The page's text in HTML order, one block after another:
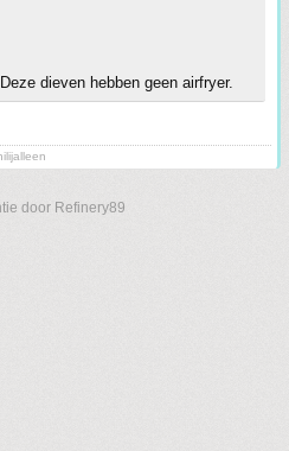
dieven hebben geen airfryer.
door Refinery89